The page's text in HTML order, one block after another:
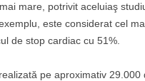
mare, potrivit aceluiaş
exemplu, este considerat cel
de stop cardiac cu 51%.
pe aproximativ 29.000